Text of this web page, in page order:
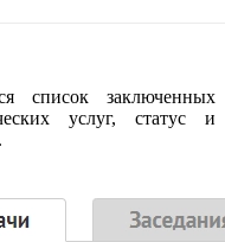
список заключенных
услуг, статус и